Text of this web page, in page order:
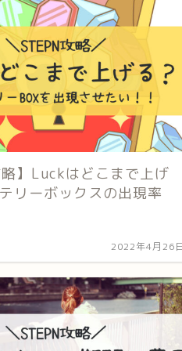
略】Luckはどこまで上げ
リーボックスの出現率
2022年4月26